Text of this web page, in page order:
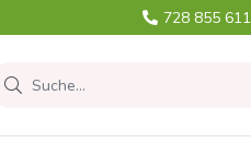
728 855 611